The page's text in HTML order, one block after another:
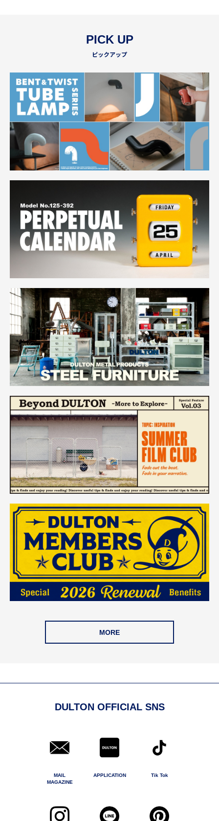
PICK UP
ピックアップ
MORE
DULTON OFFICIAL SNS
MAIL
MAGAZINE
APPLICATION Tik Tok